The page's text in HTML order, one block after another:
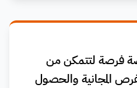
فرصة لتتمكن من
المجانية والحصول